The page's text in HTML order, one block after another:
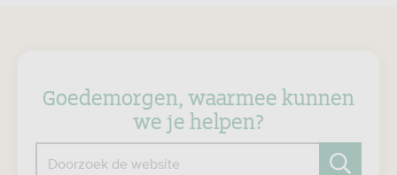
Goedemorgen, waarmee kunnen
we je helpen?
Doorzoek de website